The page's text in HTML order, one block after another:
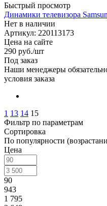
Быстрый просмотр
Динамики телевизора
Нет в наличии
Артикул: 220113173
Цена на сайте
290 руб./шт
Под заказ
Наши менеджеры
условия заказа
1 13 14 15
Фильтр по параметрам
Сортировка
По популярности
Цена
90
943
1 795